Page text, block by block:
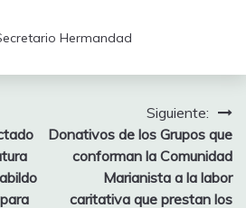
Hermandad
Siguiente:
Donativos de los Grupos que
conforman la Comunidad
Marianista a la labor
caritativa que prestan los